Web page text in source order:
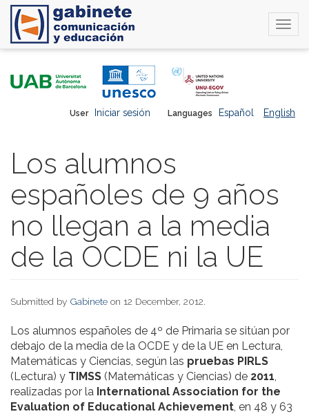
Languages Español English
User Iniciar sesión
Los alumnos
españoles de 9 años
no llegan a la media
de la OCDE ni la UE
Submitted by Gabinete on 12 December, 2012.
Los alumnos españoles de 4º de Primaria se sitúan por
debajo de la media de la OCDE y de la UE en Lectura,
Matemáticas y Ciencias, según las pruebas PIRLS
(Lectura) y TIMSS (Matemáticas y Ciencias) de 2011,
realizadas por la International Association for the
Evaluation of Educational Achievement, en 48 y 63